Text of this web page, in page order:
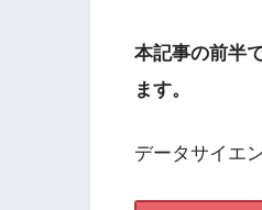
本記事の前半
ます。
データサイエ